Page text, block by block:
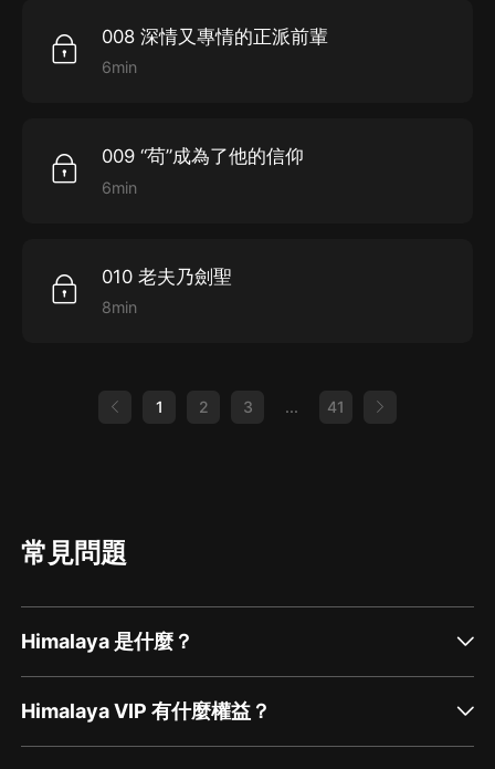
008 深情又專情的正派前輩
6min
009 “苟”成為了他的信仰
6min
010 老夫乃劍聖
8min
1 2 3 ... 41
常見問題
Himalaya 是什麼？
Himalaya VIP 有什麼權益？